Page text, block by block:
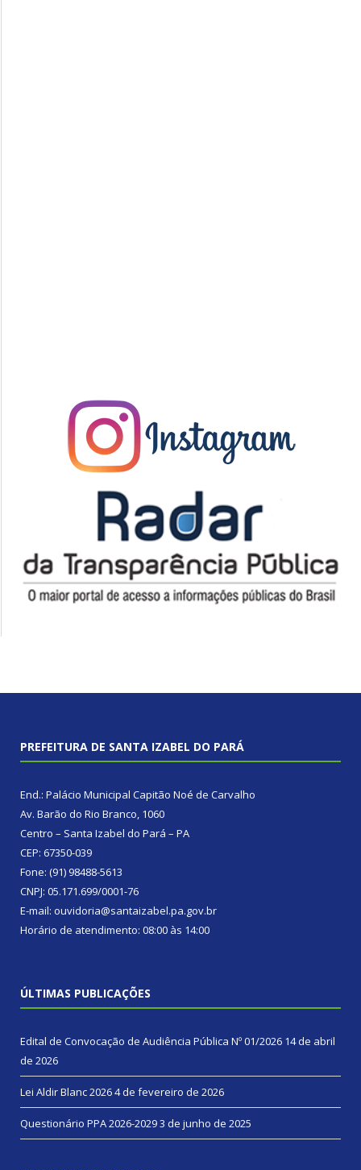
PREFEITURA DE SANTA IZABEL DO PARÁ
End.: Palácio Municipal Capitão Noé de Carvalho
Av. Barão do Rio Branco, 1060
Centro – Santa Izabel do Pará – PA
CEP: 67350-039
Fone: (91) 98488-5613
CNPJ: 05.171.699/0001-76
E-mail: ouvidoria@santaizabel.pa.gov.br
Horário de atendimento: 08:00 às 14:00
ÚLTIMAS PUBLICAÇÕES
Edital de Convocação de Audiência Pública Nº 01/2026 14 de abril
de 2026
Lei Aldir Blanc 20264 de fevereiro de 2026
Questionário PPA 2026-20293 de junho de 2025